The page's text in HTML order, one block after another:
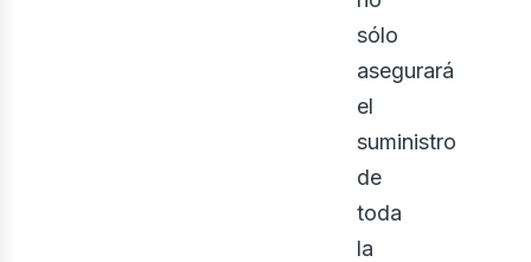
sólo
asegurará
el
suministro
de
toda
la